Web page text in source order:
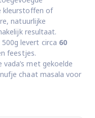
kleurstoffen of
natuurlijke
resultaat.
500g levert circa 60
feestjes.
met gekoelde
chaat masala voor